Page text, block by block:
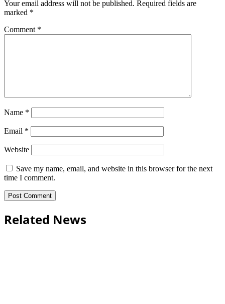
Your email address will not be published. Required fields are
marked *
Comment *
Name *
Email *
Website
Save my name, email, and website in this browser for the next
time I comment.
Related News